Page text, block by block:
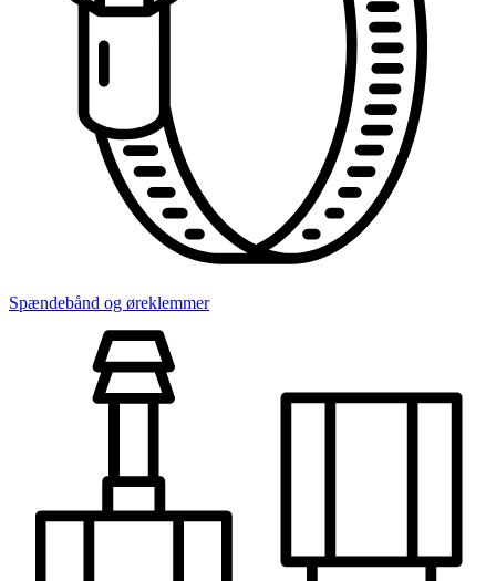
Spændebånd og øreklemmer